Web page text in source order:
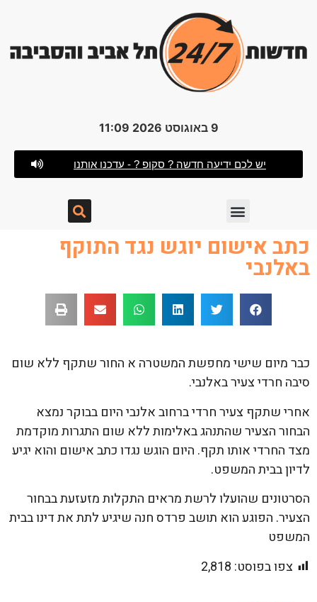
9 באוגוסט 2026 11:09
יש לכם ידיעה חדשה ? סקופ ? - עדכנו אותנו
כתב אישום יוגש נגד התוקף
באלנבי
כבר מיום שישי מחפשת המשטרה א החור שתקף ללא שום
סיבה חרדי צעיר באלנבי.
אחרי שתקף צעיר חרדי ברחוב אלנבי היום בבוקר נמצא
הבחור הצעיר שהתנהג באלימות ללא שום התגרות מוקדמת
מצד החרדי אותו תקף. היום הוגש נגדו כתב אישום והוא יגיע
לדיון בבית המשפט.
הסרטונים שהועלו לרשת מראים התקלות מזעזעת בבחור
הצעיר. הפוגע הוא תושב פרדס חנה שיגיע לתת את דינו בבית
המשפט
צפו בפוסט: 2,818